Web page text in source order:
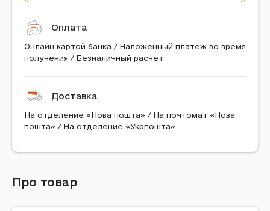
Оплата
Онлайн картой банка / Наложенный платеж во время
получения / Безналичный расчет
Доставка
На отделение «Нова пошта» / На почтомат «Нова
пошта» / На отделение «Укрпошта»
Про товар